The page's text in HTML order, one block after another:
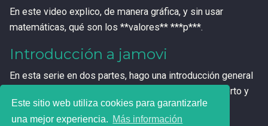
Este sitio web utiliza cookies para garantizarle
una mejor experiencia. Más información
En este video explico, de manera gráfica, y sin usar
matemáticas, qué son los **valores** ***p***.
Introducción a jamovi
En esta serie en dos partes, hago una introducción general
a **jamovi**, un poderoso programa estadístico abierto y
gratuito.